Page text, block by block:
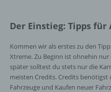
Der Einstieg: Tipps
Kommen wir als erstes zu den
Xtreme. Zu Beginn ist ohnehin
später solltest du stets nur die
meisten Credits. Credits
Fahrzeuge und Kaufen neuer